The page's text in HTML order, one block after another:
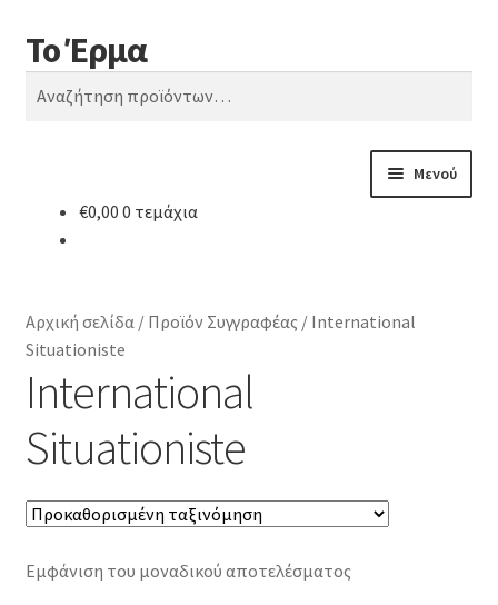
Απευθείας
μετάβαση
στην
Μετάβαση
σε
περιεχόμενο
Το Έρμα
Αναζήτηση
Αναζήτηση
Μενού
Κατηγορίες Βιβλίων
Συχνές Ερωτήσεις
Επικοινωνία
€0,00 0 τεμάχια
Αρχική σελίδα/ Προϊόν Συγγραφέας / International
Situationiste
International
Situationiste
Εμφάνιση του μοναδικού αποτελέσματος